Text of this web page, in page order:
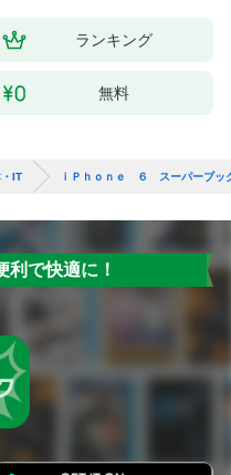
ランキング
無料
IT ｉＰｈｏｎｅ ６ スーパーブッ
利で快適に！